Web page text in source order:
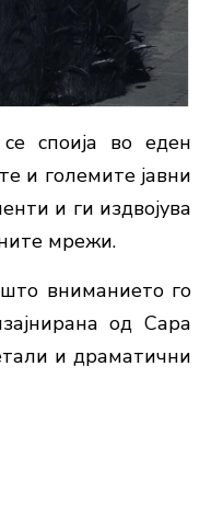
споија во еден
и големите јавни
и ги издвојува
мрежи.
вниманието го
од Сара
и драматични